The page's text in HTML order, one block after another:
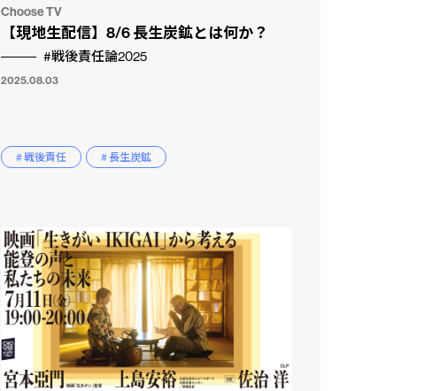
Choose TV
【現地生配信】8/6 長生炭鉱とは何か？
#戦後責任論2025
2025.08.03
# 戦後責任 # 長生炭鉱